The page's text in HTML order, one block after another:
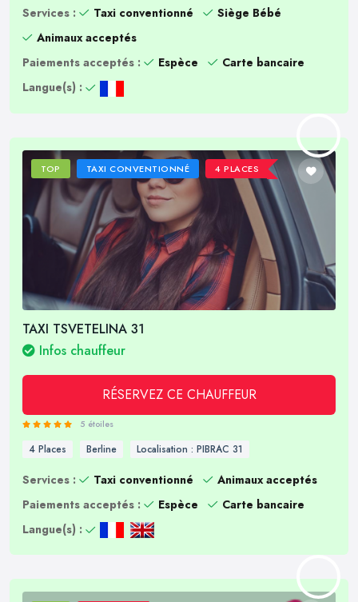
Services : Taxi conventionné
Siège Bébé
Animaux acceptés
Paiements acceptés :
Espèce
Carte bancaire
Langue(s) :
TOP TAXI CONVENTIONNÉ 4 PLACES
TAXI TSVETELINA 31
Infos chauffeur
RÉSERVEZ CE CHAUFFEUR
5 étoiles
4 Places Berline Localisation : PIBRAC 31
Services : Taxi conventionné
Animaux acceptés
Paiements acceptés :
Espèce
Carte bancaire
Langue(s) :